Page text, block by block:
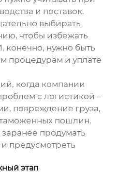
и поставок.
выбирать
чтобы избежать
конечно, нужно быть
процедурам и уплате
когда компании
с логистикой –
повреждение груза,
пошлин.
продумать
предусмотреть
этап